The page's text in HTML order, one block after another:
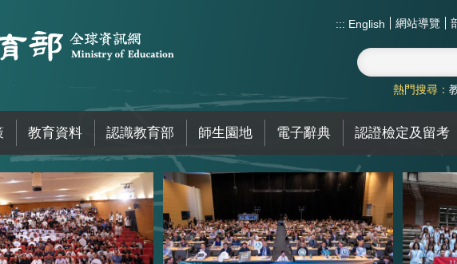
::: English 網站導覽
熱門搜尋：
教育資料 認識教育部 師生園地 電子辭典 認證檢定及留考